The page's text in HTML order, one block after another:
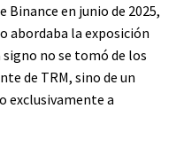
Binance en junio de 2025,
abordaba la exposición
no se tomó de los
de TRM, sino de un
exclusivamente a